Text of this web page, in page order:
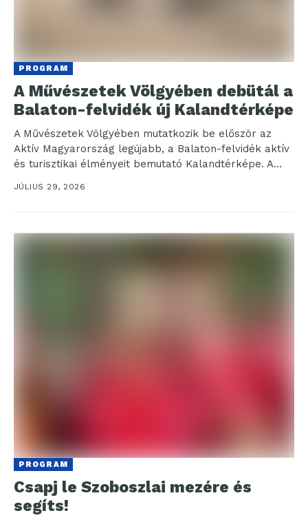
PROGRAM
A Művészetek Völgyében debütál a
Balaton-felvidék új Kalandtérképe
A Művészetek Völgyében mutatkozik be először az
Aktív Magyarország legújabb, a Balaton-felvidék aktív
és turisztikai élményeit bemutató Kalandtérképe. A
játékos, illusztrált kiadvány túrákhoz,...
JÚLIUS 29, 2026
PROGRAM
Csapj le Szoboszlai mezére és
segíts!